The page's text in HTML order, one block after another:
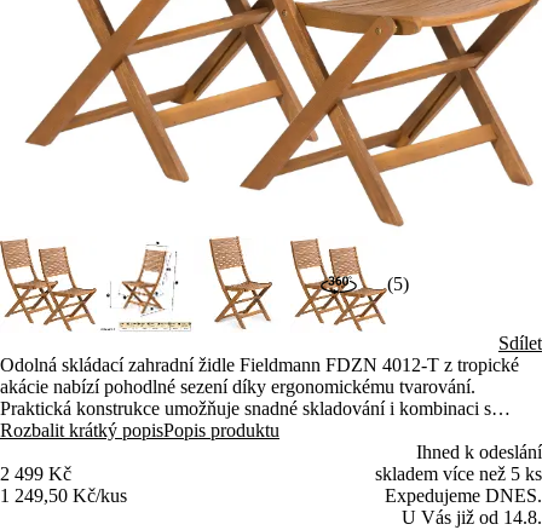
(5)
Sdílet
Odolná skládací zahradní židle Fieldmann FDZN 4012-T z tropické
akácie nabízí pohodlné sezení díky ergonomickému tvarování.
Praktická konstrukce umožňuje snadné skladování i kombinaci s
dalšími stoly. Vhodná pro venkovní i vnitřní použití, nosnost až 110
Rozbalit krátký popisPopis produktu
2 499 Kč
1 249,50 Kč/kus
Ihned k odeslání
skladem více než 5 ks
Expedujeme DNES.
U Vás již od 14.8.